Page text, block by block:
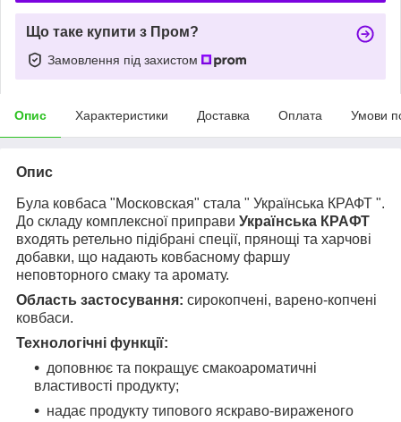
Що таке купити з Пром?
Замовлення під захистом
Опис Характеристики Доставка Оплата Умови
Опис
Була ковбаса "Московская" стала " Українська КРАФТ ".
До складу комплексної приправи Українська КРАФТ
входять ретельно підібрані спеції, прянощі та харчові
добавки, що надають ковбасному фаршу
неповторного смаку та аромату.
Область застосування: сирокопчені, варено-копчені
ковбаси.
Технологічні функції:
доповнює та покращує смакоароматичні
властивості продукту;
надає продукту типового яскраво-вираженого